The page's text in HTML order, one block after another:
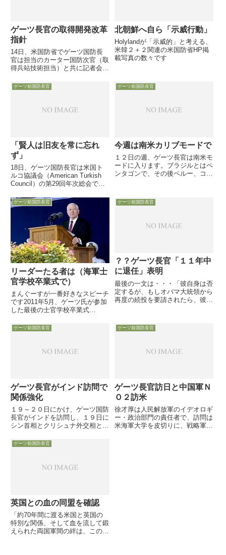
ゲーツ長官の取得開発改革
指針
14日、米国防省でゲーツ国防長
官は担当のカーター国防次官（取
得兵站技術担当）と共に記者会見
の取得調達改革の戦略と方針を発
表しました・・・
北朝鮮へ自ら「示威行動」
Holylandが「示威的」と考える、
米韓２＋２関連の米国防省HP掲
載写真の数々です
ゲーツ前国防長官
「賢人は旧友を常に忘れ
ず」
18日、ゲーツ国防長官は米国ト
ルコ協議会（American Turkish
Council）の第29回年次総会でス
いがあっても、古くからの友人で
ある米国とトルコは大局的な観点
からその関係を発展させよう」と
述べました。
ゲーツ前国防長官
今週は南米カリブモードで
１２日の週、ゲーツ長官は南米モ
ードに入ります。ブラジルとはペ
ンタゴンで、その後ペルー、コロ
２日にブラジル国防大臣をペンタ
ゴンに迎え、これまでの個別的な
ゲーツ前国防長官
リーダーたる者は（海軍士
官学校卒業式で）
まんぐーすが一番好きなスピーチ
です2011年5月、ゲーツ氏が参加
した最後の士官学校卒業式
//////////////////////////////...
ゲーツ前国防長官
？？ゲーツ長官「１１年中
に退任」表明
最後の一文は・・・「彼自身は否
定するが、もしオバマ大統領から
再度の続投を要請されたら、彼は
です。
ゲーツ前国防長官
ゲーツ長官がインド訪問で
関係強化
１９～２０日にかけ、ゲーツ国防
長官がインドを訪問し、１９日に
シン首相とクリシュナ外交相と会
ー国防相と会談予定です。また１
いる模様です（原...
ゲーツ前国防長官
ゲーツ長官訪日と中国軍Ｎ
Ｏ２訪米
徐才厚は人民解放軍のイデオロギ
ー・政治部門の責任者で、訪問は
米海軍大学を皮切りに、戦略軍司
ゲーツ前国防長官
英国との血の同盟を確認
「約70年間に渡る米国と英国の
特別な関係、そして血を流して鍛
えられた両国軍間の絆は、この世